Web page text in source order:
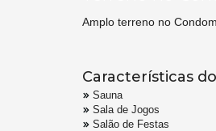
Amplo terreno no
Características
Sauna
Sala de Jogos
Salão de Festas